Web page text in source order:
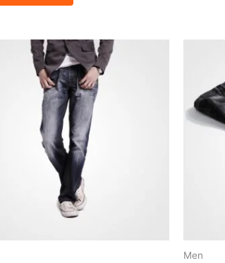
Men